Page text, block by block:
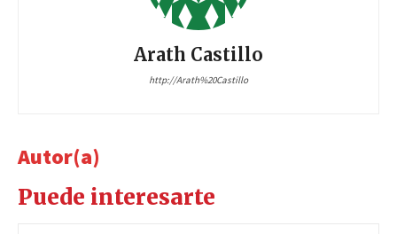
Arath Castillo
http://Arath%20Castillo
Autor(a)
Puede interesarte